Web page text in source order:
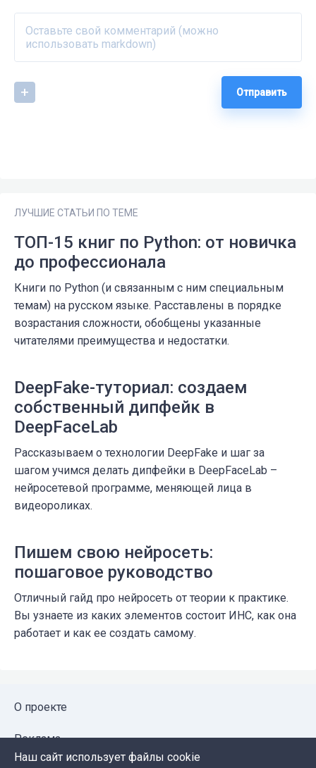
Отправить
ЛУЧШИЕ СТАТЬИ ПО ТЕМЕ
ТОП-15 книг по Python: от новичка
до профессионала
Книги по Python (и связанным с ним специальным
темам) на русском языке. Расставлены в порядке
возрастания сложности, обобщены указанные
читателями преимущества и недостатки.
DeepFake-туториал: создаем
собственный дипфейк в
DeepFaceLab
Рассказываем о технологии DeepFake и шаг за
шагом учимся делать дипфейки в DeepFaceLab –
нейросетевой программе, меняющей лица в
видеороликах.
Пишем свою нейросеть:
пошаговое руководство
Отличный гайд про нейросеть от теории к практике.
Вы узнаете из каких элементов состоит ИНС, как она
работает и как ее создать самому.
О проекте
Реклама
Наш сайт использует файлы cookie